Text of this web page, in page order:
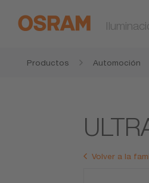
Productos Automoción
Volver a la